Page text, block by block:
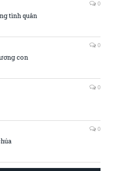
0
tình quân
0
con
0
0